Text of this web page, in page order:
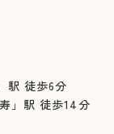
徒歩6分
徒歩14分